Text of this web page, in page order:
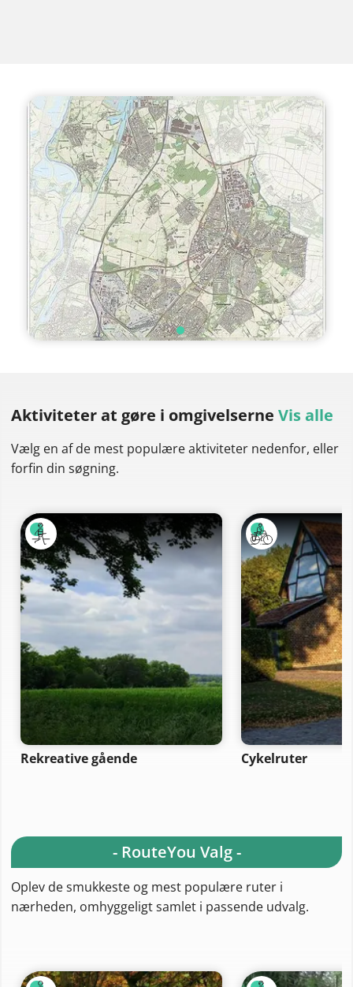
Aktiviteter at gøre i omgivelserne Vis alle
Vælg en af de mest populære aktiviteter nedenfor, eller
forfin din søgning.
Rekreative gående Cykelruter
- RouteYou Valg -
Oplev de smukkeste og mest populære ruter i
nærheden, omhyggeligt samlet i passende udvalg.